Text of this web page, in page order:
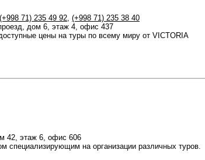
(+998 71) 235 49 92, (+998 71) 235 38 40
дом 6, этаж 4, офис 437
цены на туры по всему миру от VICTORIA
42, этаж 6, офис 606
специализирующим на организации различных туров.